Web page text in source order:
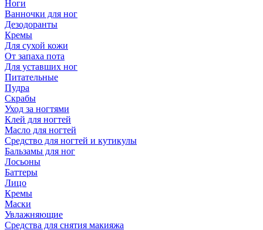
Ноги
Ванночки для ног
Дезодоранты
Кремы
Для сухой кожи
От запаха пота
Для уставших ног
Питательные
Пудра
Скрабы
Уход за ногтями
Клей для ногтей
Масло для ногтей
Средство для ногтей и кутикулы
Бальзамы для ног
Лосьоны
Баттеры
Лицо
Кремы
Маски
Увлажняющие
Средства для снятия макияжа